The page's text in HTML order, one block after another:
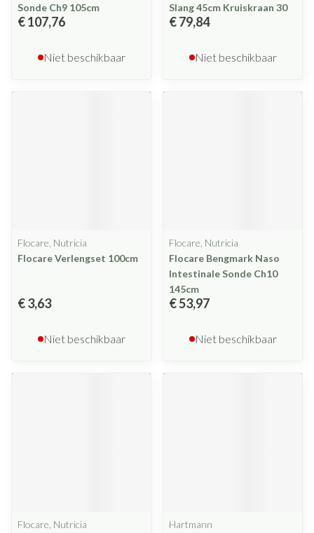
Sonde Ch9 105cm
€ 107,76
Niet beschikbaar
Slang 45cm Kruiskraan 30
€ 79,84
Niet beschikbaar
Flocare, Nutricia
Flocare Verlengset 100cm
€ 3,63
Niet beschikbaar
Flocare, Nutricia
Flocare Bengmark Naso
Intestinale Sonde Ch10
145cm
€ 53,97
Niet beschikbaar
Flocare, Nutricia
Hartmann